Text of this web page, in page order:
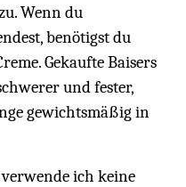
Wenn du
benötigst du
Gekaufte Baisers
und fester,
gewichtsmäßig in
ich keine